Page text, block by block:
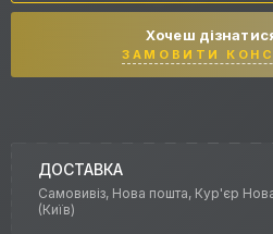
Хочеш
ЗАМОВИТИ
ДОСТАВКА
Самовивіз, Нова пошта, Кур'єр
(Київ)